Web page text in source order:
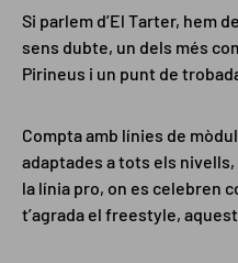
Si parlem d’El Tarter, hem
sens dubte, un dels més
Pirineus i un punt de
Compta amb línies de
adaptades a tots els nivells,
la línia pro, on es celebren
t’agrada el freestyle,